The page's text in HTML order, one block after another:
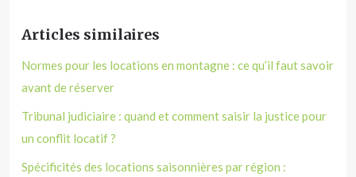
Articles similaires
Normes pour les locations en montagne : ce qu’il faut savoir
avant de réserver
Tribunal judiciaire : quand et comment saisir la justice pour
un conflit locatif ?
Spécificités des locations saisonnières par région :